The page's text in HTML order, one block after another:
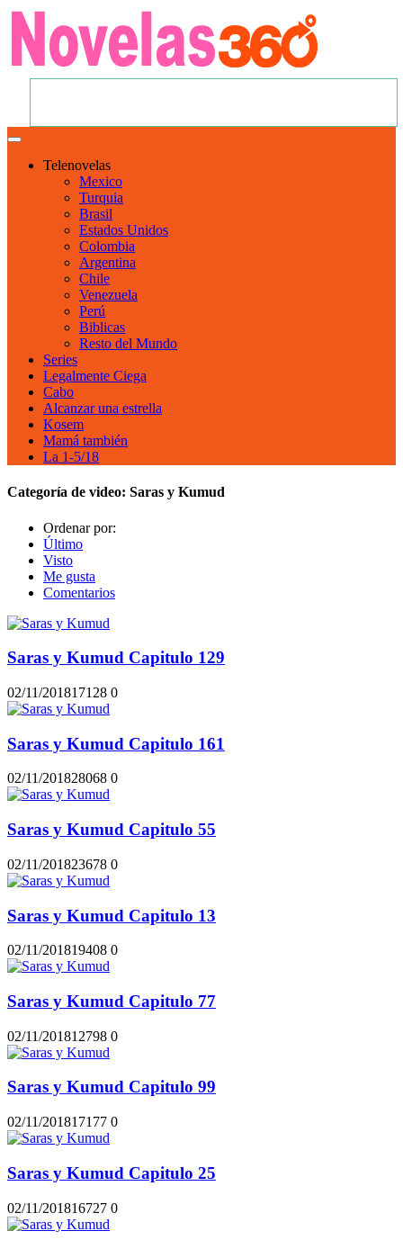
Telenovelas
Mexico
Turquia
Brasil
Estados Unidos
Colombia
Argentina
Chile
Venezuela
Perú
Biblicas
Resto del Mundo
Series
Legalmente Ciega
Cabo
Alcanzar una estrella
Kosem
Mamá también
La 1-5/18
Categoría de video: Saras y Kumud
Ordenar por:
Último
Visto
Me gusta
Comentarios
Saras y Kumud Capitulo 129
02/11/201817128 0
Saras y Kumud Capitulo 161
02/11/201828068 0
Saras y Kumud Capitulo 55
02/11/201823678 0
Saras y Kumud Capitulo 13
02/11/201819408 0
Saras y Kumud Capitulo 77
02/11/201812798 0
Saras y Kumud Capitulo 99
02/11/201817177 0
Saras y Kumud Capitulo 25
02/11/201816727 0